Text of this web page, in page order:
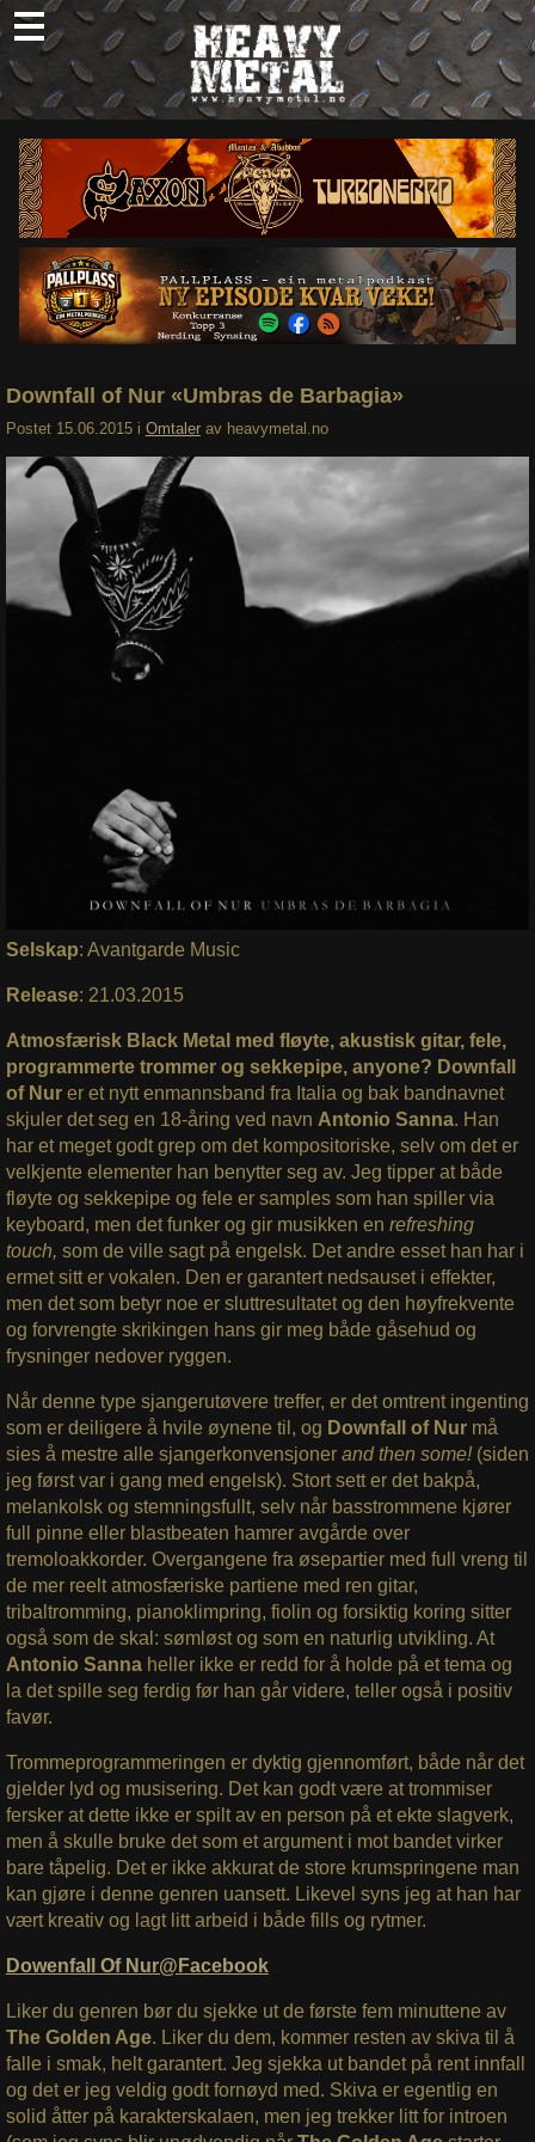
Skip
to
content
Nyheter
Omtaler
Intervjuer
Om oss
Abonner
Søk
Downfall of Nur «Umbras de Barbagia»
Postet 15.06.2015 i Omtaler av heavymetal.no
Selskap: Avantgarde Music
Release: 21.03.2015
Atmosfærisk Black Metal med fløyte, akustisk gitar, fele,
programmerte trommer og sekkepipe, anyone? Downfall
of Nurer et nytt enmannsband fra Italia og bak bandnavnet
skjuler det seg en 18-åring ved navn Antonio Sanna. Han
har et meget godt grep om det kompositoriske, selv om det er
velkjente elementer han benytter seg av. Jeg tipper at både
fløyte og sekkepipe og fele er samples som han spiller via
keyboard, men det funker og gir musikken en refreshing
touch, som de ville sagt på engelsk. Det andre esset han har i
ermet sitt er vokalen. Den er garantert nedsauset i effekter,
men det som betyr noe er sluttresultatet og den høyfrekvente
og forvrengte skrikingen hans gir meg både gåsehud og
frysninger nedover ryggen.
Når denne type sjangerutøvere treffer, er det omtrent ingenting
som er deiligere å hvile øynene til, og Downfall of Nur må
sies å mestre alle sjangerkonvensjoner and then some! (siden
jeg først var i gang med engelsk). Stort sett er det bakpå,
melankolsk og stemningsfullt, selv når basstrommene kjører
full pinne eller blastbeaten hamrer avgårde over
tremoloakkorder. Overgangene fra øsepartier med full vreng til
de mer reelt atmosfæriske partiene med ren gitar,
tribaltromming, pianoklimpring, fiolin og forsiktig koring sitter
også som de skal: sømløst og som en naturlig utvikling. At
Antonio Sanna heller ikke er redd for å holde på et tema og
la det spille seg ferdig før han går videre, teller også i positiv
favør.
Trommeprogrammeringen er dyktig gjennomført, både når det
gjelder lyd og musisering. Det kan godt være at trommiser
fersker at dette ikke er spilt av en person på et ekte slagverk,
men å skulle bruke det som et argument i mot bandet virker
bare tåpelig. Det er ikke akkurat de store krumspringene man
kan gjøre i denne genren uansett. Likevel syns jeg at han har
vært kreativ og lagt litt arbeid i både fills og rytmer.
Dowenfall Of Nur@Facebook
Liker du genren bør du sjekke ut de første fem minuttene av
The Golden Age. Liker du dem, kommer resten av skiva til å
falle i smak, helt garantert. Jeg sjekka ut bandet på rent innfall
og det er jeg veldig godt fornøyd med. Skiva er egentlig en
solid åtter på karakterskalaen, men jeg trekker litt for introen